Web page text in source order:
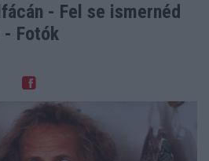
- Fel se ismernéd
- Fotók